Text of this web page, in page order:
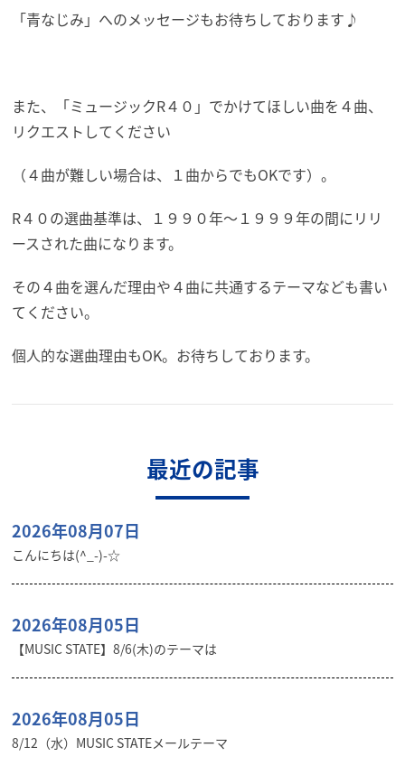
「青なじみ」へのメッセージもお待ちしております♪
また、「ミュージックR４０」でかけてほしい曲を４曲、
リクエストしてください
（４曲が難しい場合は、１曲からでもOKです）。
R４０の選曲基準は、１９９０年～１９９９年の間にリリ
ースされた曲になります。
その４曲を選んだ理由や４曲に共通するテーマなども書い
てください。
個人的な選曲理由もOK。お待ちしております。
最近の記事
2026年08月07日
こんにちは(^_-)-☆
2026年08月05日
【MUSIC STATE】8/6(木)のテーマは
2026年08月05日
8/12（水）MUSIC STATEメールテーマ